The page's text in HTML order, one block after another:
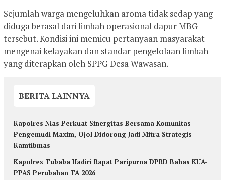
Sejumlah warga mengeluhkan aroma tidak sedap yang
diduga berasal dari limbah operasional dapur MBG
tersebut. Kondisi ini memicu pertanyaan masyarakat
mengenai kelayakan dan standar pengelolaan limbah
yang diterapkan oleh SPPG Desa Wawasan.
BERITA LAINNYA
Kapolres Nias Perkuat Sinergitas Bersama Komunitas
Pengemudi Maxim, Ojol Didorong Jadi Mitra Strategis
Kamtibmas
Kapolres Tubaba Hadiri Rapat Paripurna DPRD Bahas KUA-
PPAS Perubahan TA 2026